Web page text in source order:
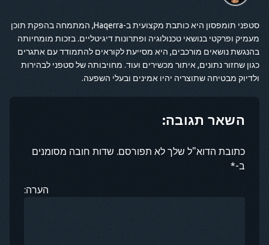
סטפני תומפסון היא כותבת מקצועית ב-Haqerra, המתמחה בהפקת תוכן
מעמיק ופרקטי בנושאי טכנולוגיה ופתרונות דיגיטליים. בזכות מומחיותה
בהנגשת נושאים מורכבים, היא מסייעת לקוראים להתמודד עם אתגרים
כגון שחזור נתונים, איתור מכשירים ועוד. מחויבותה של סטפני לבהירות
ולדיוק מבטיחה שתוצריה יהיו אמינים ובעלי השפעה.
השאר תגובה:
כתובת הדוא"ל שלך לא תפורסם. שדות חובה מסומנים
ב-*
הערה: